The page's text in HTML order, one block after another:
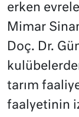
erken
Mimar
Doç. Dr.
tarım
faalyetinin